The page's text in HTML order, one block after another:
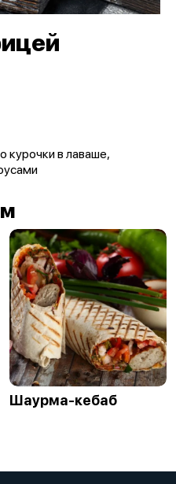
курочки в лаваше,
Шаурма-кебаб